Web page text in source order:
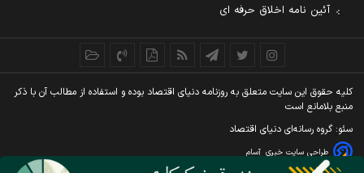
آئین نامه اخلاق حرفه ای
کليه حقوق اين سايت متعلق به روزنامه دنيای اقتصاد بوده و استفاده از مطالب آن با ذکر
منبع بلامانع است
سئو: گروه رسانه‌ای دنیای اقتصاد
طراحی سایت خبری آسام